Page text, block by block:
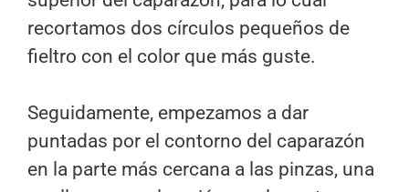
recortamos dos círculos pequeños de
fieltro con el color que más guste.
Seguidamente, empezamos a dar
puntadas por el contorno del caparazón
en la parte más cercana a las pinzas, una